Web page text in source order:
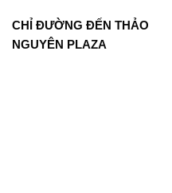
CHỈ ĐƯỜNG ĐẾN THẢO
NGUYÊN PLAZA